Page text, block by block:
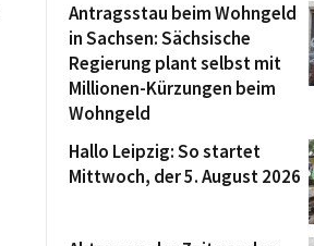
Antragsstau beim Wohngeld
in Sachsen: Sächsische
Regierung plant selbst mit
Millionen-Kürzungen beim
Wohngeld
Hallo Leipzig: So startet
Mittwoch, der 5. August 2026